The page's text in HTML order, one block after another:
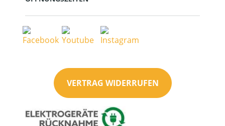
VERTRAG WIDERRUFEN